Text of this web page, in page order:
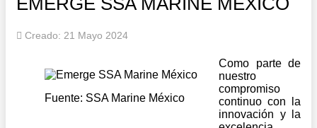
Creado: 21 Mayo 2024
Fuente: SSA Marine México
Como parte de
nuestro
compromiso
continuo con la
innovación y la